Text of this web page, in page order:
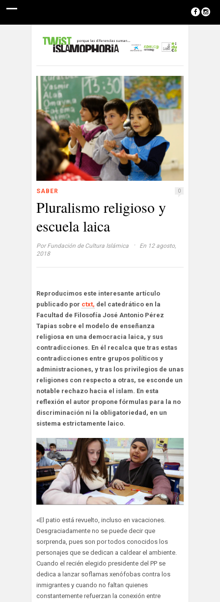
SABER 0
Pluralismo religioso y
escuela laica
Por Fundación de Cultura Islámica ·
En 12 agosto,
2018
Reproducimos este interesante artículo
publicado por ctxt, del catedrático en la
Facultad de Filosofía José Antonio Pérez
Tapias sobre el modelo de enseñanza
religiosa en una democracia laica, y sus
contradicciones. En él recalca que tras estas
contradicciones entre grupos políticos y
administraciones, y tras los privilegios de unas
religiones con respecto a otras, se esconde un
notable rechazo hacia el islam. En esta
reflexión el autor propone fórmulas para la no
discriminación ni la obligatoriedad, en un
sistema estrictamente laico.
«El patio está revuelto, incluso en vacaciones.
Desgraciadamente no se puede decir que
sorprenda, pues son por todos conocidos los
personajes que se dedican a caldear el ambiente.
Cuando el recién elegido presidente del PP se
dedica a lanzar soflamas xenófobas contra los
inmigrantes y cuando no faltan quienes
constantemente refuerzan la conexión entre